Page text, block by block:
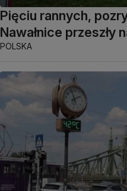
Pięciu rannych,
Nawałnice przeszły
POLSKA